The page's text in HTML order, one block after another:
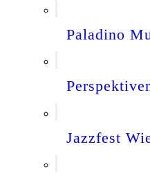
Paladino
Jazzfest